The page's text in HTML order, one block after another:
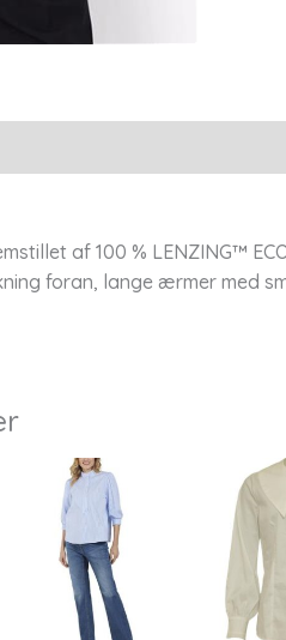
af 100 % LENZING™
foran, lange ærmer med